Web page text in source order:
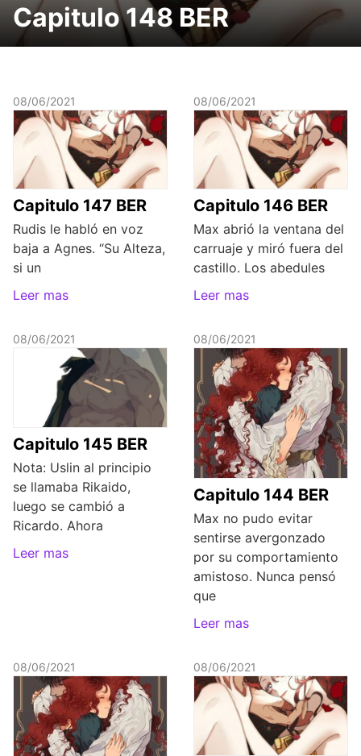
Capitulo 148 BER
08/06/2021
Capitulo 147 BER
Rudis le habló en voz
baja a Agnes. “Su Alteza,
si un
Leer mas
08/06/2021
Capitulo 146 BER
Max abrió la ventana del
carruaje y miró fuera del
castillo. Los abedules
Leer mas
08/06/2021
Capitulo 145 BER
Nota: Uslin al principio
se llamaba Rikaido,
luego se cambió a
Ricardo. Ahora
Leer mas
08/06/2021
Capitulo 144 BER
Max no pudo evitar
sentirse avergonzado
por su comportamiento
amistoso. Nunca pensó
que
Leer mas
08/06/2021 08/06/2021